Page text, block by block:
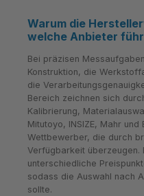
Warum die
welche Anbieter
Bei präzisen
Konstruktion, die
die
Bereich zeichnen sich
Kalibrierung,
Mitutoyo, INSIZE, Mahr
Wettbewerber, die durch
Verfügbarkeit überzeugen.
unterschiedliche
sodass die Auswahl nach
sollte.